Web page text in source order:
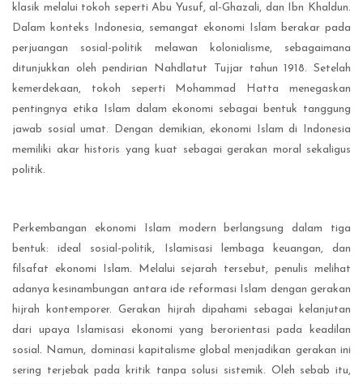
klasik melalui tokoh seperti Abu Yusuf, al-Ghazali, dan Ibn Khaldun.
Dalam konteks Indonesia, semangat ekonomi Islam berakar pada
perjuangan sosial-politik melawan kolonialisme, sebagaimana
ditunjukkan oleh pendirian Nahdlatut Tujjar tahun 1918. Setelah
kemerdekaan, tokoh seperti Mohammad Hatta menegaskan
pentingnya etika Islam dalam ekonomi sebagai bentuk tanggung
jawab sosial umat. Dengan demikian, ekonomi Islam di Indonesia
memiliki akar historis yang kuat sebagai gerakan moral sekaligus
politik.
Perkembangan ekonomi Islam modern berlangsung dalam tiga
bentuk: ideal sosial-politik, Islamisasi lembaga keuangan, dan
filsafat ekonomi Islam. Melalui sejarah tersebut, penulis melihat
adanya kesinambungan antara ide reformasi Islam dengan gerakan
hijrah kontemporer. Gerakan hijrah dipahami sebagai kelanjutan
dari upaya Islamisasi ekonomi yang berorientasi pada keadilan
sosial. Namun, dominasi kapitalisme global menjadikan gerakan ini
sering terjebak pada kritik tanpa solusi sistemik. Oleh sebab itu,